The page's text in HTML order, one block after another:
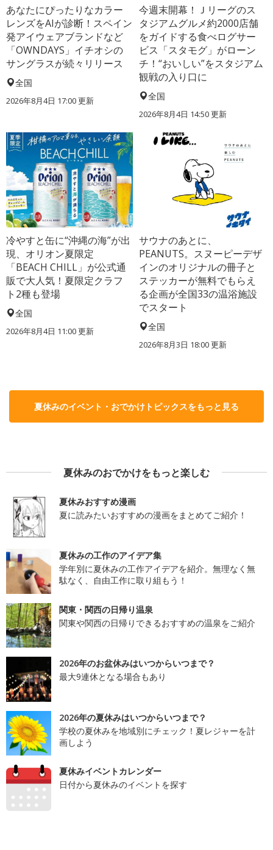
あなたにぴったりなカラー
レンズをAIが診断！スペイン
発アイウェアブランドなど
「OWNDAYS」イチオシの
サングラスが続々リリース
全国
2026年8月4日 17:00更新
今週末開幕！Ｊリーグのス
タジアムグルメ約2000店舗
をガイドする食べログサー
ビス「スタモグ」がローン
チ！“おいしい”をスタジアム
観戦の入り口に
全国
2026年8月4日 14:50更新
冷やすと缶に“沖縄の海”が出
現、オリオン夏限定
「BEACH CHILL」が公式通
販で大人気！夏限定クラフ
ト2種も登場
全国
2026年8月4日 11:00更新
サウナのあとに、
PEANUTS。スヌーピーデザ
インのオリジナルの冊子と
ステッカーが無料でもらえ
る企画が全国33の温浴施設
でスタート
全国
2026年8月3日 18:00更新
夏休みのイベント・おでかけトピックスをもっと見る
夏休みのおでかけをもっと楽しむ
夏休みおすすめ漫画
夏に読みたいおすすめの漫画をまとめてご紹介！
夏休みの工作のアイデア集
学年別に夏休みの工作アイデアを紹介。無理なく無
駄なく、自由工作に取り組もう！
関東・関西の日帰り温泉
関東や関西の日帰りできるおすすめの温泉をご紹介
2026年のお盆休みはいつからいつまで？
最大9連休となる場合もあり
2026年の夏休みはいつからいつまで？
学校の夏休みを地域別にチェック！夏レジャーを計
画しよう
夏休みイベントカレンダー
日付から夏休みのイベントを探す